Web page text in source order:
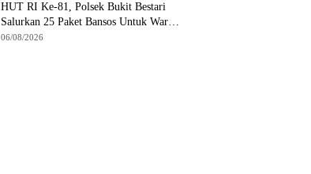
HUT RI Ke-81, Polsek Bukit Bestari
Salurkan 25 Paket Bansos Untuk Warga
di Tanjung Unggat
06/08/2026